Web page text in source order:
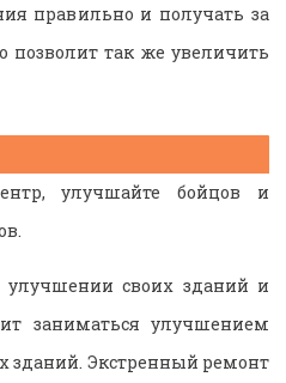
правильно и получать за
позволит так же увеличить
улучшайте бойцов и
улучшении своих зданий и
заниматься улучшением
зданий. Экстренный ремонт